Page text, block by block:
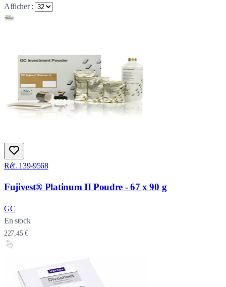
Afficher :
Réf. 139-9568
Fujivest® Platinum II Poudre - 67 x 90 g
GC
En stock
227,45 €